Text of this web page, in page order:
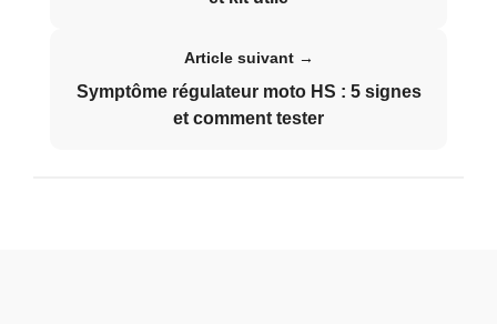
Article suivant →
Symptôme régulateur moto HS : 5 signes
et comment tester